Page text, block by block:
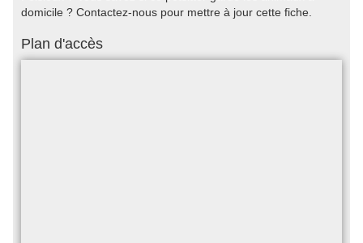
domicile ? Contactez-nous pour mettre à jour cette fiche.
Plan d'accès